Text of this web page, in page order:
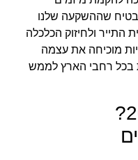
שההשקעה שלנו
התייר ולחיזוק הכלכלה
מוכיחה את עצמה
בכל רחבי הארץ לממש
מה חדש בנוהל 2026?